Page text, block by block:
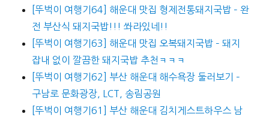
[뚜벅이 여행기64] 해운대 맛집 형제전통돼지국밥 – 완
전 부산식 돼지국밥!!! 쏴라있네!!
[뚜벅이 여행기63] 해운대 맛집 오복돼지국밥 – 돼지
잡내 없이 깔끔한 돼지국밥 추천ㅋㅋㅋ
[뚜벅이 여행기62] 부산 해운대 해수욕장 둘러보기 –
구남로 문화광장, LCT, 송림공원
[뚜벅이 여행기61] 부산 해운대 김치게스트하우스 남